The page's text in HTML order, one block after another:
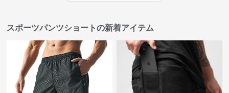
スポーツパンツショートの新着アイテム